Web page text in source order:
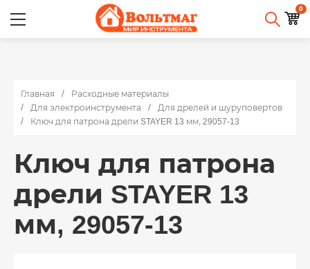
0
Главная
Расходные материалы
Для электроинструмента
Для дрелей и шуруповертов
Ключ для патрона дрели STAYER 13 мм, 29057-13
Ключ для патрона
дрели STAYER 13
мм, 29057-13